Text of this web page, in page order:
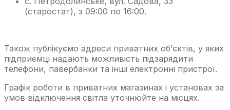
(старостат), з 09:00 по 16:00.
Також публікуємо адреси приватних об’єктів, у яких
підприємці надають можливість підзарядити
телефони, павербанки та інші електронні пристрої.
Графік роботи в приватних магазинах і установах за
умов відключення світла уточнюйте на місцях.